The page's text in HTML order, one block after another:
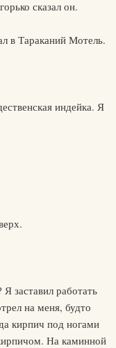
сказал он.
в Тараканий Мотель.
индейка. Я
заставил работать
на меня, будто
кирпич под ногами
На каминной